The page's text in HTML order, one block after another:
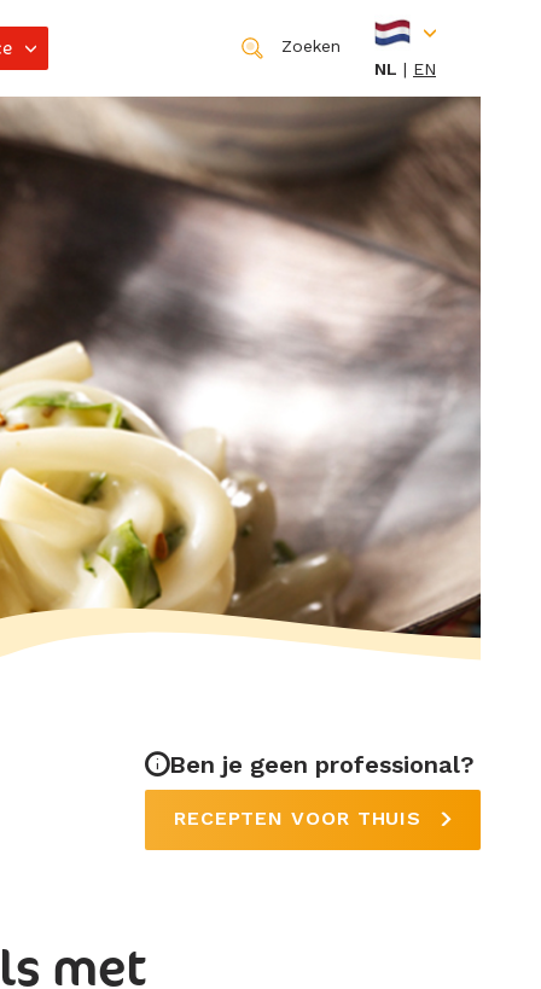
Zoeken
NL
EN
Ben je geen professional?
RECEPTEN VOOR THUIS
met